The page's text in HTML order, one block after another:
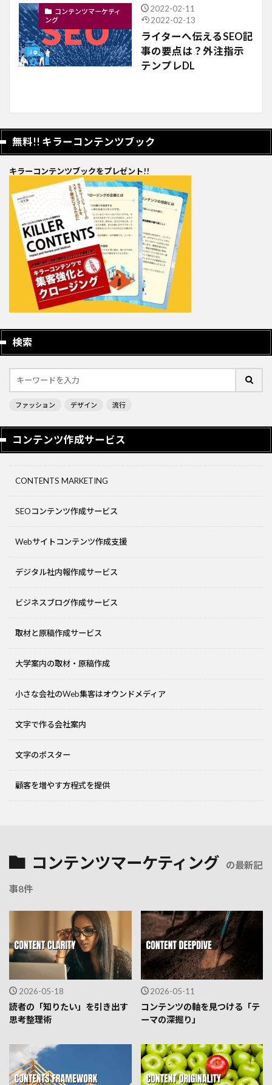
コンテンツマーケティ
ング
2022-02-11
2022-02-13
ライターへ伝えるSEO記
事の要点は？外注指示
テンプレDL
無料!! キラーコンテンツブック
キラーコンテンツブックをプレゼント!!
検索
ファッション デザイン 流行
コンテンツ作成サービス
CONTENTS MARKETING
SEOコンテンツ作成サービス
Webサイトコンテンツ作成支援
デジタル社内報作成サービス
ビジネスブログ作成サービス
取材と原稿作成サービス
大学案内の取材・原稿作成
小さな会社のWeb集客はオウンドメディア
文字で作る会社案内
文字のポスター
顧客を増やす方程式を提供
コンテンツマーケティング の最新記
事8件
2026-05-18
読者の「知りたい」を引き出す
思考整理術
2026-05-11
コンテンツの軸を見つける「テ
ーマの深掘り」